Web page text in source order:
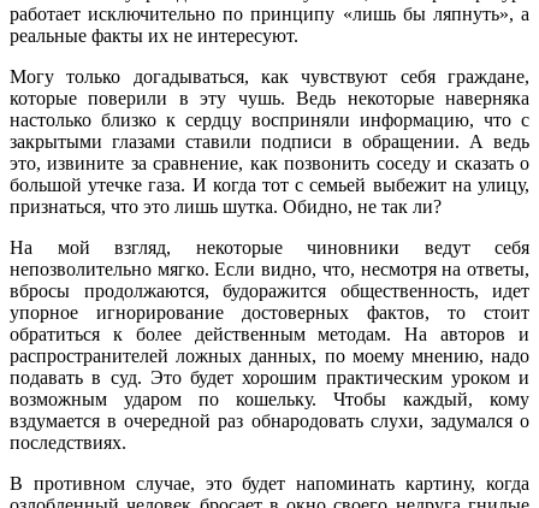
работает исключительно по принципу «лишь бы ляпнуть», а
реальные факты их не интересуют.
Могу только догадываться, как чувствуют себя граждане,
которые поверили в эту чушь. Ведь некоторые наверняка
настолько близко к сердцу восприняли информацию, что с
закрытыми глазами ставили подписи в обращении. А ведь
это, извините за сравнение, как позвонить соседу и сказать о
большой утечке газа. И когда тот с семьей выбежит на улицу,
признаться, что это лишь шутка. Обидно, не так ли?
На мой взгляд, некоторые чиновники ведут себя
непозволительно мягко. Если видно, что, несмотря на ответы,
вбросы продолжаются, будоражится общественность, идет
упорное игнорирование достоверных фактов, то стоит
обратиться к более действенным методам. На авторов и
распространителей ложных данных, по моему мнению, надо
подавать в суд. Это будет хорошим практическим уроком и
возможным ударом по кошельку. Чтобы каждый, кому
вздумается в очередной раз обнародовать слухи, задумался о
последствиях.
В противном случае, это будет напоминать картину, когда